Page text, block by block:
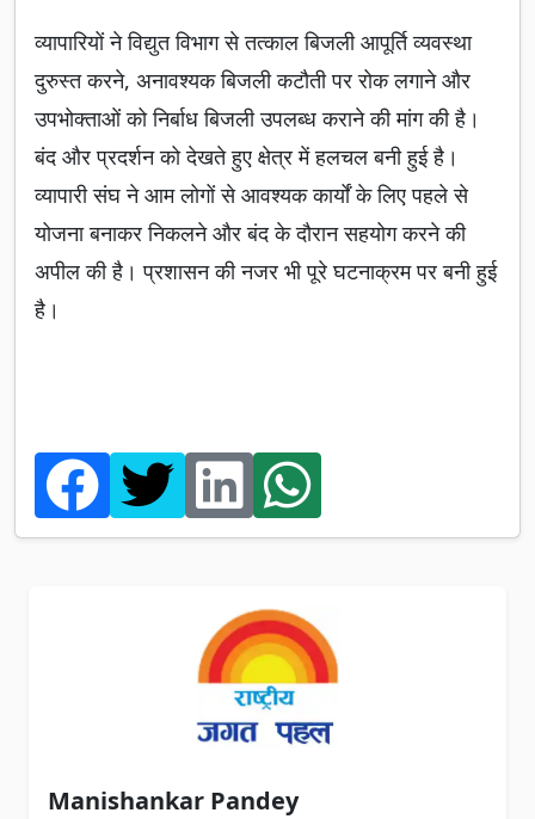
व्यापारियों ने विद्युत विभाग से तत्काल बिजली आपूर्ति व्यवस्था
दुरुस्त करने, अनावश्यक बिजली कटौती पर रोक लगाने और
उपभोक्ताओं को निर्बाध बिजली उपलब्ध कराने की मांग की है।
बंद और प्रदर्शन को देखते हुए क्षेत्र में हलचल बनी हुई है।
व्यापारी संघ ने आम लोगों से आवश्यक कार्यों के लिए पहले से
योजना बनाकर निकलने और बंद के दौरान सहयोग करने की
अपील की है। प्रशासन की नजर भी पूरे घटनाक्रम पर बनी हुई
है।
Manishankar Pandey